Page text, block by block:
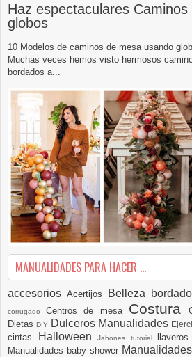
Haz espectaculares
globos
10 Modelos de caminos de mesa usando
Muchas veces hemos visto hermosos
bordados a...
MANUALIDADES PARA HACER ...
accesoriosAcertijos Belleza
corrugadoCentros de mesa Costura
DietasDIY Dulceros Manualidades
cintas
Halloween Jabones tutorial
Manualidades baby shower